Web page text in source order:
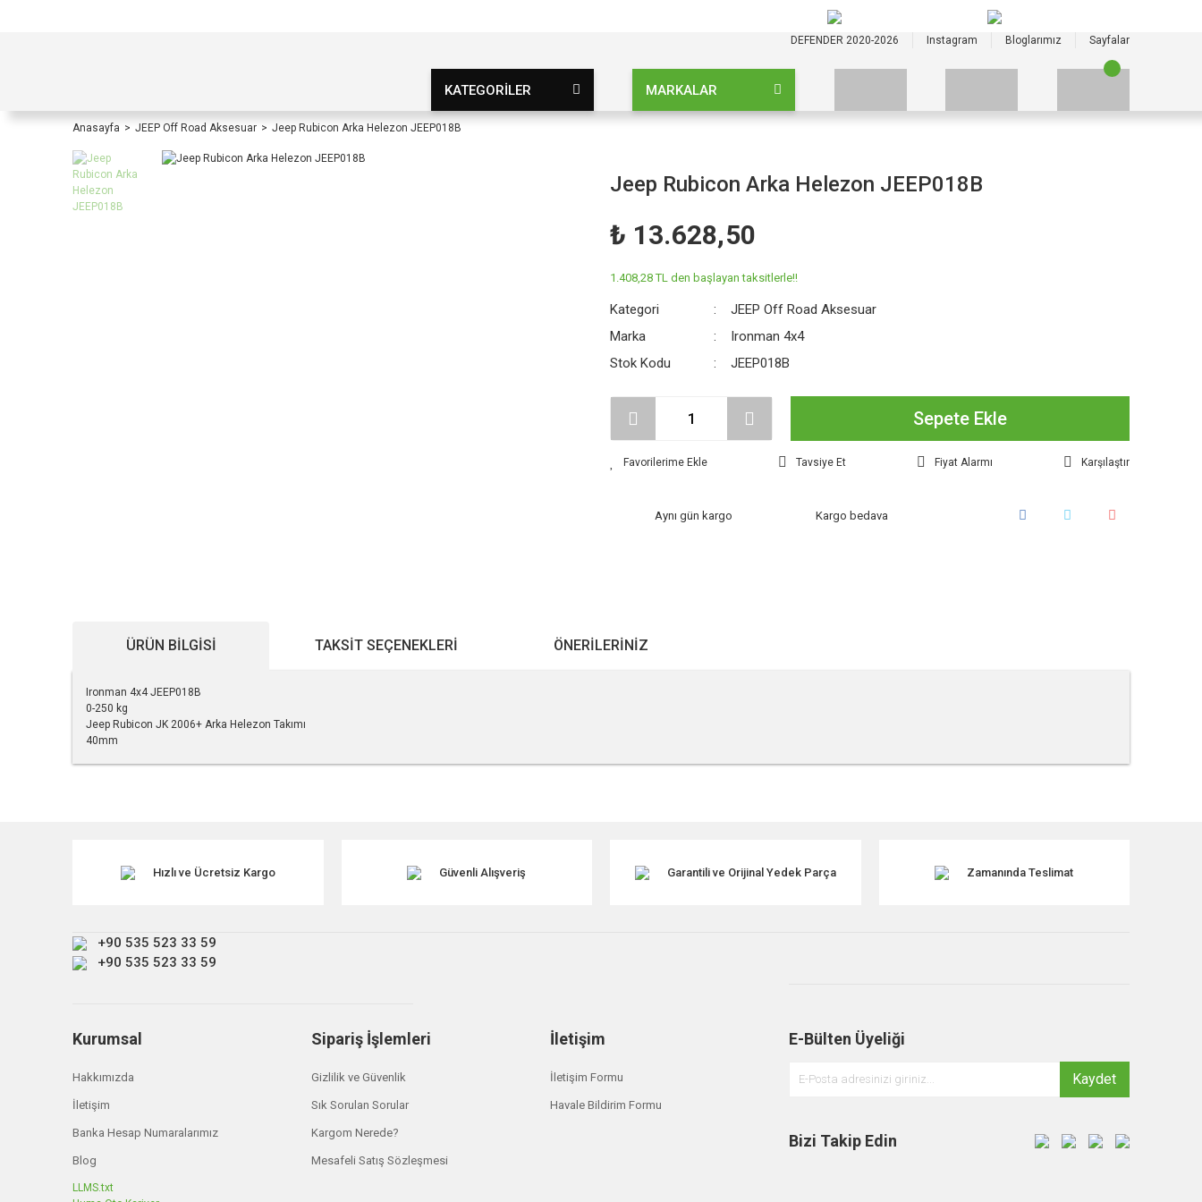
DEFENDER 2020-2026 Instagram Bloglarımız Sayfalar
KATEGORİLER MARKALAR
Anasayfa JEEP Off Road Aksesuar Jeep Rubicon Arka Helezon JEEP018B
Jeep Rubicon Arka Helezon JEEP018B
₺ 13.628,50
1.408,28 TL den başlayan taksitlerle!!
Kategori
JEEP Off Road Aksesuar
Marka
Ironman 4x4
Stok Kodu
JEEP018B
Sepete Ekle
Tavsiye Et Fiyat Alarmı Karşılaştır
Aynı gün kargo Kargo bedava
ÜRÜN BILGISI TAKSIT SEÇENEKLERI ÖNERILERINIZ
Ironman 4x4 JEEP018B
0-250 kg
Jeep Rubicon JK 2006+ Arka Helezon Takımı
40mm
Ürün açıklamasında eksik bilgiler bulunuyor.
Bu ürüne benzer farklı alternatifler olmalı.
Hızlı ve Ücretsiz Kargo Güvenli Alışveriş Garantili ve Orijinal Yedek Parça Zamanında Teslimat
+90 535 523 33 59
+90 535 523 33 59
Kurumsal
Hakkımızda
İletişim
Banka Hesap Numaralarımız
Blog
LLMS.txt
Sipariş İşlemleri
Gizlilik ve Güvenlik
Sık Sorulan Sorular
Kargom Nerede?
Mesafeli Satış Sözleşmesi
İletişim
İletişim Formu
Havale Bildirim Formu
E-Bülten Üyeliği
Kaydet
Bizi Takip Edin